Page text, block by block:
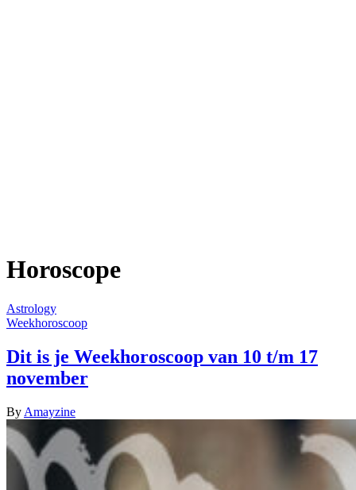
Horoscope
Astrology
Weekhoroscoop
Dit is je Weekhoroscoop van 10 t/m 17
november
By Amayzine